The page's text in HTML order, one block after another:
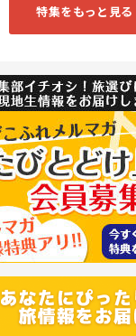
特集をもっと見る